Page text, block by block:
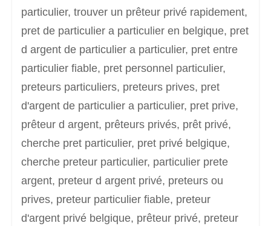
particulier, trouver un prêteur privé rapidement,
pret de particulier a particulier en belgique, pret
d argent de particulier a particulier, pret entre
particulier fiable, pret personnel particulier,
preteurs particuliers, preteurs prives, pret
d'argent de particulier a particulier, pret prive,
prêteur d argent, prêteurs privés, prêt privé,
cherche pret particulier, pret privé belgique,
cherche preteur particulier, particulier prete
argent, preteur d argent privé, preteurs ou
prives, preteur particulier fiable, preteur
d'argent privé belgique, prêteur privé, preteur